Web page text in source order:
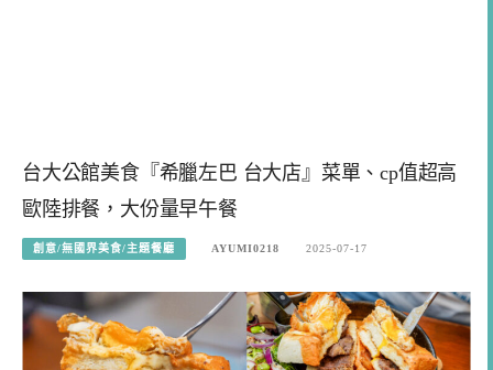
台大公館美食『希臘左巴 台大店』菜單、cp值超高
歐陸排餐，大份量早午餐
創意/無國界美食/主題餐廳 AYUMI0218 2025-07-17